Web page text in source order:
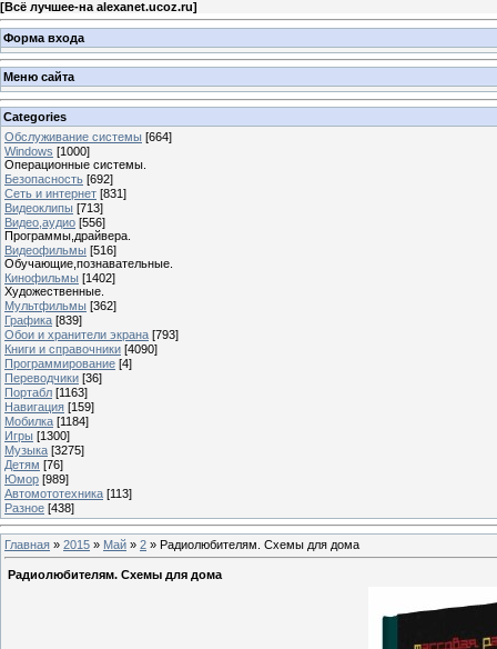
[Всё лучшее-на alexanet.ucoz.ru]
Форма входа
Меню сайта
Categories
Обслуживание системы [664]
Windows [1000]
Операционные системы.
Безопасность [692]
Сеть и интернет [831]
Видеоклипы [713]
Видео,аудио [556]
Программы,драйвера.
Видеофильмы [516]
Обучающие,познавательные.
Кинофильмы [1402]
Художественные.
Мультфильмы [362]
Графика [839]
Обои и хранители экрана [793]
Книги и справочники [4090]
Программирование [4]
Переводчики [36]
Портабл [1163]
Навигация [159]
Мобилка [1184]
Игры [1300]
Музыка [3275]
Детям [76]
Юмор [989]
Автомототехника [113]
Разное [438]
Главная » 2015 » Май » 2 » Радиолюбителям. Схемы для дома
Радиолюбителям. Схемы для дома